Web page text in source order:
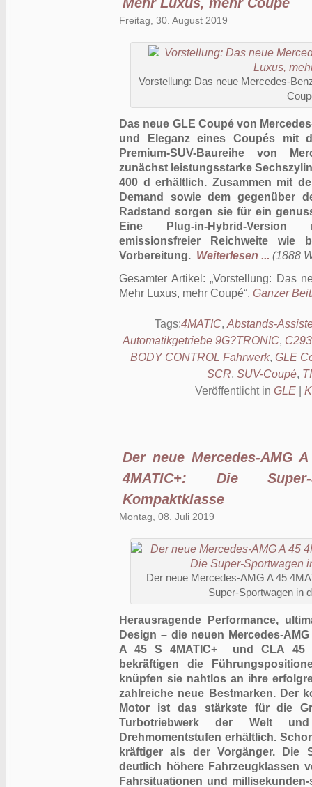
Freitag, 30. August 2019
Vorstellung: Das neue Mercedes-
Das neue GLE Coupé von
und Eleganz eines Coupés mit
Premium-SUV-Baureihe von
zunächst leistungsstarke
400 d erhältlich. Zusammen mit
Demand sowie dem gegenüber
Radstand sorgen sie für ein
Eine Plug-in-Hybrid-
emissionsfreier Reichweite
Vorbereitung. Weiterlesen ... (1888
Gesamter Artikel:
Vorstellung: Das
Mehr Luxus, mehr Coupé . Ganzer
Tags:4MATIC, Abstands-
Automatikgetriebe 9G?TRONIC, C293
BODY CONTROL Fahrwerk, GLE
SCR, SUV-Coupé,
Veröffentlicht in GLE|
Der neue Mercedes-AMG
4MATIC+: Die
Kompaktklasse
Montag, 08. Juli 2019
Der neue Mercedes-AMG A 45
Super-Sportwagen in
Herausragende Performance,
Design – die neuen Mercedes-
A 45 S 4MATIC+ und CLA 45
bekräftigen die
knüpfen sie nahtlos an ihre
zahlreiche neue Bestmarken. Der
Motor ist das stärkste für die
Turbotriebwerk der Welt
Drehmomentstufen erhältlich.
kräftiger als der Vorgänger. Die
deutlich höhere Fahrzeugklassen
Fahrsituationen und